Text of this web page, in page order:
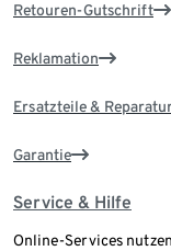
Retouren-Gutschrift
Reklamation
Ersatzteile &
Garantie
Service & Hilfe
Online-Services